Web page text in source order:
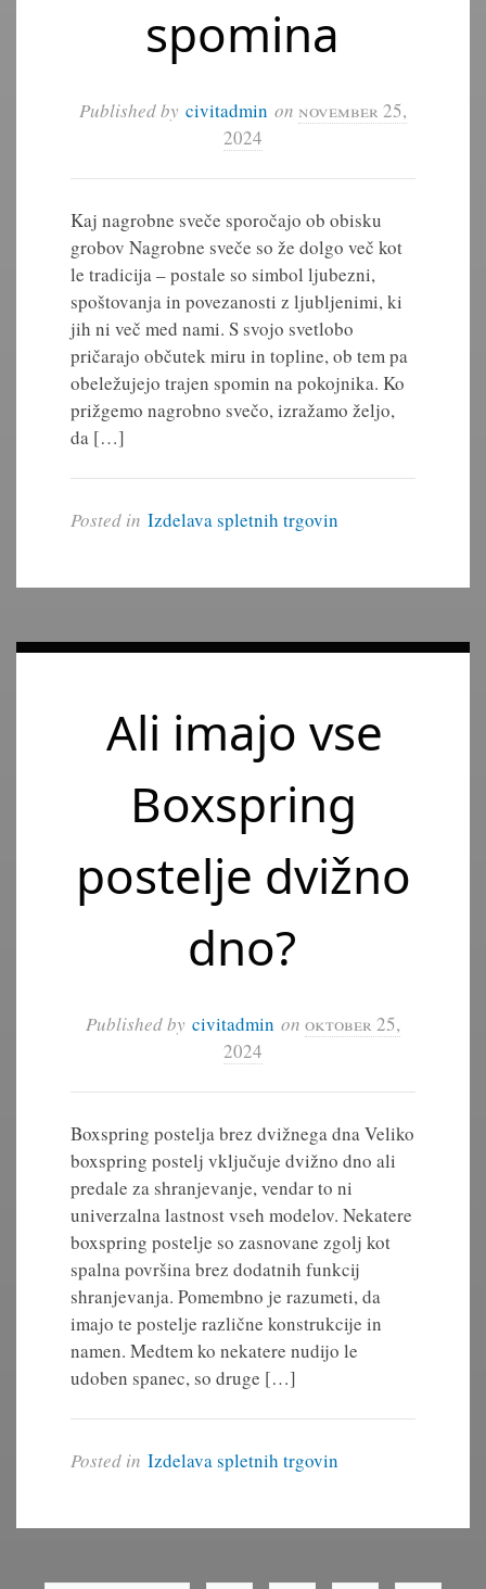
spomina
Published by civitadmin on november 25,
2024
Kaj nagrobne sveče sporočajo ob obisku
grobov Nagrobne sveče so že dolgo več kot
le tradicija – postale so simbol ljubezni,
spoštovanja in povezanosti z ljubljenimi, ki
jih ni več med nami. S svojo svetlobo
pričarajo občutek miru in topline, ob tem pa
obeležujejo trajen spomin na pokojnika. Ko
prižgemo nagrobno svečo, izražamo željo,
da […]
Posted in Izdelava spletnih trgovin
Ali imajo vse
Boxspring
postelje dvižno
dno?
Published by civitadmin on oktober 25,
2024
Boxspring postelja brez dvižnega dna Veliko
boxspring postelj vključuje dvižno dno ali
predale za shranjevanje, vendar to ni
univerzalna lastnost vseh modelov. Nekatere
boxspring postelje so zasnovane zgolj kot
spalna površina brez dodatnih funkcij
shranjevanja. Pomembno je razumeti, da
imajo te postelje različne konstrukcije in
namen. Medtem ko nekatere nudijo le
udoben spanec, so druge […]
Posted in Izdelava spletnih trgovin